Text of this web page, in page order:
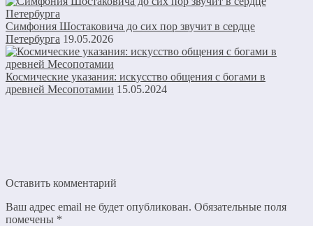
Симфония Шостаковича до сих пор звучит в сердце
Петербурга 19.05.2026
Космические указания: искусство общения с богами в
древней Месопотамии 15.05.2024
Оставить комментарий
Ваш адрес email не будет опубликован. Обязательные поля
помечены *